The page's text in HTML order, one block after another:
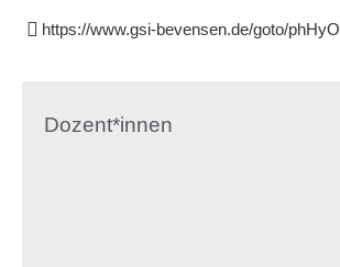
https://www.gsi-bevensen.de/goto/phHyO
Dozent*innen